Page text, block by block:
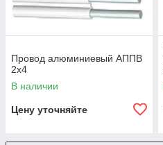
Провод алюминиевый АППВ
2х4
В наличии
Цену уточняйте